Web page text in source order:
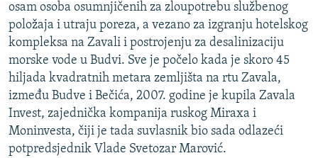
osam osoba osumnjičenih za zloupotrebu službenog
položaja i utraju poreza, a vezano za izgranju hotelskog
kompleksa na Zavali i postrojenju za desalinizaciju
morske vode u Budvi. Sve je počelo kada je skoro 45
hiljada kvadratnih metara zemljišta na rtu Zavala,
između Budve i Bečića, 2007. godine je kupila Zavala
Invest, zajednička kompanija ruskog Miraxa i
Moninvesta, čiji je tada suvlasnik bio sada odlazeći
potpredsjednik Vlade Svetozar Marović.